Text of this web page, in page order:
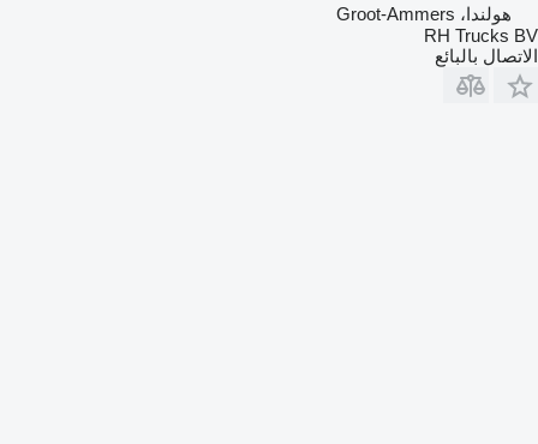
هولندا، Groot-Ammers
RH Trucks BV
الاتصال بالبائع